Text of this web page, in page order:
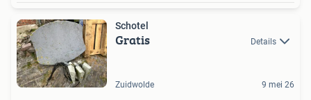
Schotel
Gratis Details
Zuidwolde 9 mei 26